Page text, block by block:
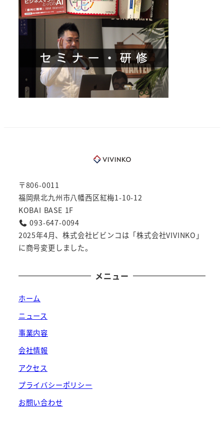
〒806-0011
福岡県北九州市八幡西区紅梅1-10-12
KOBAI BASE 1F
093-647-0094
2025年4月、株式会社ビビンコは「株式会社VIVINKO」
に商号変更しました。
メニュー
ホーム
ニュース
事業内容
会社情報
アクセス
プライバシーポリシー
お問い合わせ